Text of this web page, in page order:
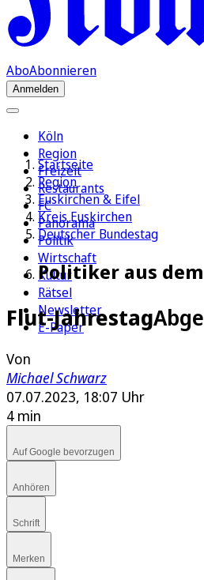
AboAbonnieren
Anmelden
Köln
Region
Freizeit
Restaurants
FC
Panorama
Politik
Wirtschaft
Kultur
Rätsel
Newsletter
E-Paper
Startseite
Region
Euskirchen & Eifel
Kreis Euskirchen
Deutscher Bundestag
Politiker aus
Flut-Jahrestag
Von
Michael Schwarz
07.07.2023, 18:07 Uhr
4 min
Auf Google bevorzugen
Anhören
Schrift
Merken